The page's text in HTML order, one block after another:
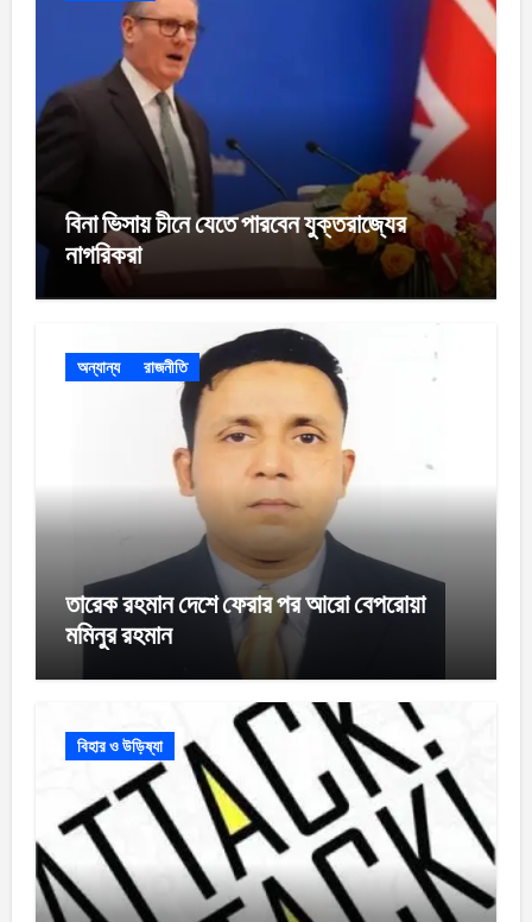
বিনা ভিসায় চীনে যেতে পারবেন যুক্তরাজ্যের
নাগরিকরা
অন্যান্য রাজনীতি
তারেক রহমান দেশে ফেরার পর আরো বেপরোয়া
মমিনুর রহমান
বিহার ও উড়িষ্যা